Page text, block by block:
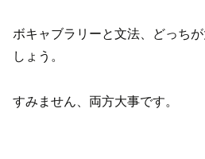
ボキャブラリーと文法、どっち
しょう。
すみません、両方大事です。